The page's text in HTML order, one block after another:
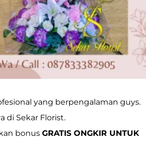
yang berpengalaman guys.
di Sekar Florist.
bonus GRATIS ONGKIR UNTUK